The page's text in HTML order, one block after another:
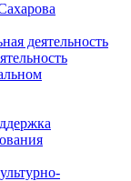
деятельность